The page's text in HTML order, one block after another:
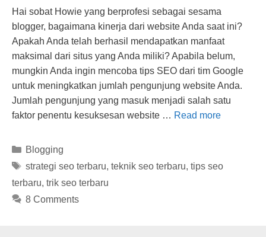
Hai sobat Howie yang berprofesi sebagai sesama
blogger, bagaimana kinerja dari website Anda saat ini?
Apakah Anda telah berhasil mendapatkan manfaat
maksimal dari situs yang Anda miliki? Apabila belum,
mungkin Anda ingin mencoba tips SEO dari tim Google
untuk meningkatkan jumlah pengunjung website Anda.
Jumlah pengunjung yang masuk menjadi salah satu
faktor penentu kesuksesan website … Read more
Categories
Blogging
Tags
strategi seo terbaru, teknik seo terbaru, tips seo
terbaru, trik seo terbaru
8 Comments